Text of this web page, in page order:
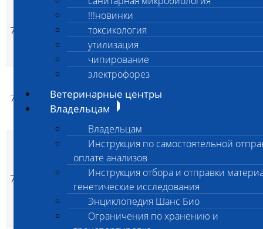
!!!новинки
токсикология
утилизация
чипирование
электрофорез
Ветеринарные центры
Владельцам
Владельцам
Инструкция по самостоятельной
оплате анализов
Инструкция отбора и отправки
генетические исследования
Энциклопедия Шанс Био
Ограничения по хранению и
7005
Санитарно-
микробиологические
исследование
растворов рабочих
дезинфицирующих
7006
Санитарно-
микробиологические
исследование
водопроводной воды
1 000
7007
Санитарно-
микробиологические
исследование
смывов
стерилизуемого
материала после
стерилизации
1 000 1 000 да